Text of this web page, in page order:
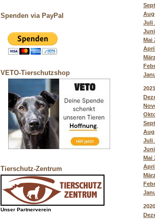
Spenden via PayPal
VETO-Tierschutzshop
Tierschutz-Zentrum
Unser Partnerverein
Juli
Mai
2021
Juli
Mai
2020